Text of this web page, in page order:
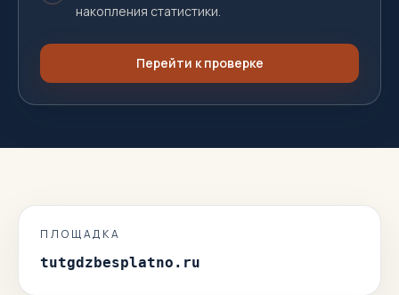
накопления статистики.
Перейти к проверке
ПЛОЩАДКА
tutgdzbesplatno.ru